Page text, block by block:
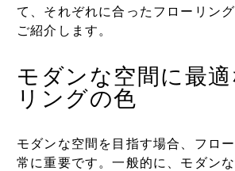
て、それぞれに合ったフローリン
ご紹介します。
モダンな空間に最
リングの色
モダンな空間を目指す場合、フロ
常に重要です。一般的に、モダン